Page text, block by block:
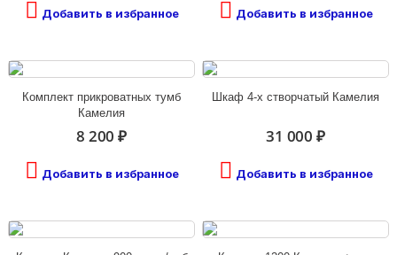
Добавить в избранное Добавить в избранное
Комплект прикроватных тумб
Камелия
8 200 ₽
Добавить в избранное
Шкаф 4-х створчатый Камелия
31 000 ₽
Добавить в избранное